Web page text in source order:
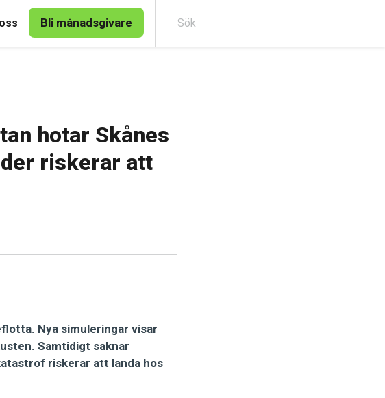
Bli månadsgivare
hotar Skånes
riskerar att
Nya simuleringar visar
Samtidigt saknar
riskerar att landa hos